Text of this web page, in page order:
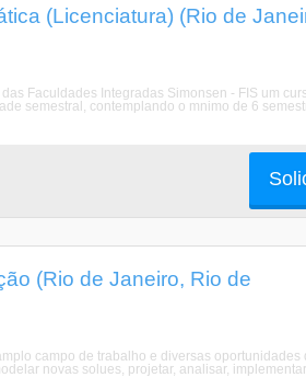
(Licenciatura) (Rio de
Faculdades Integradas Simonsen - FIS um
semestral, contemplando o mnimo de 6
(Rio de Janeiro, Rio de
campo de trabalho e diversas oportunidades
novas solues, projetar, analisar,